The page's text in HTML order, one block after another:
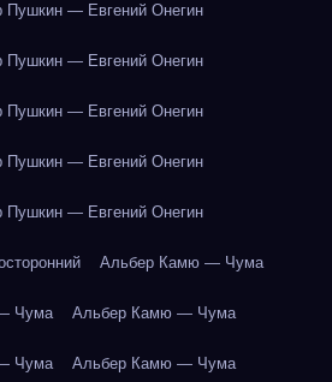
Пушкин — Евгений Онегин
Пушкин — Евгений Онегин
Пушкин — Евгений Онегин
Пушкин — Евгений Онегин
Пушкин — Евгений Онегин
Альбер Камю — Чума
Чума Альбер Камю — Чума
Чума Альбер Камю — Чума